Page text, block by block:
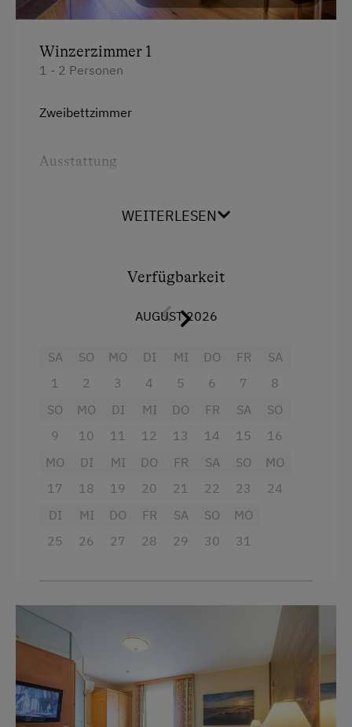
Motorradunterstellraum
Ab-Hof-Verkauf
Garten/Wiese
Pauschalangebote
Weinverkostung
Kinderspielplatz
Spielhaus
Ausstattung der Wohneinheit
Bettwäsche vorhanden
Brötchenservice
Winzerzimmer 1
1 - 2 Personen
Zweibettzimmer
Ausstattung
Aussicht auf eine Berglandschaft
Doppelbett
WEITERLESEN
Verfügbarkeit
AUGUST 2026
SA
1
SO
2
MO
3
DI
4
MI
5
DO
6
FR
7
SA
8
SO
9
MO
10
DI
11
MI
12
DO
13
FR
14
SA
15
SO
16
MO
17
DI
18
MI
19
DO
20
FR
21
SA
22
SO
23
MO
24
DI
25
MI
26
DO
27
FR
28
SA
29
SO
30
MO
31